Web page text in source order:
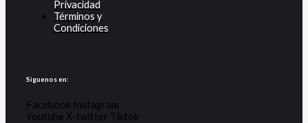
Privacidad
Términos y
Condiciones
Siguenos en:
Facebook Instagram
Youtube X-twitter Tiktok